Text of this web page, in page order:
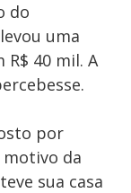
do
uma
40 mil. A
por
motivo da
sua casa